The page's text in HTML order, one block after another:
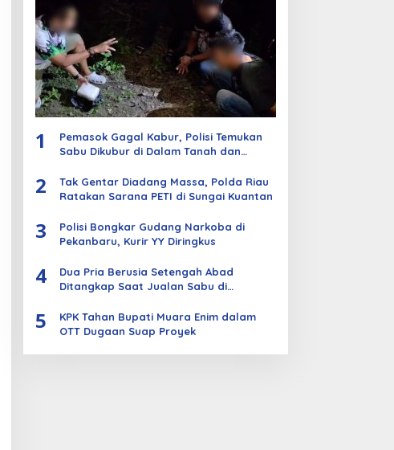
1
Pemasok Gagal Kabur, Polisi Temukan
Sabu Dikubur di Dalam Tanah dan
2
Tak Gentar Diadang Massa, Polda Riau
Ratakan Sarana PETI di Sungai Kuantan
3
Polisi Bongkar Gudang Narkoba di
Pekanbaru, Kurir YY Diringkus
4
Dua Pria Berusia Setengah Abad
Ditangkap Saat Jualan Sabu di
5
KPK Tahan Bupati Muara Enim dalam
OTT Dugaan Suap Proyek